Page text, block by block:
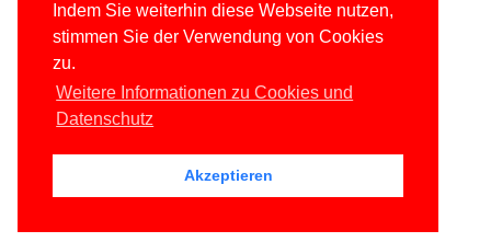
Indem Sie weiterhin diese Webseite nutzen,
stimmen Sie der Verwendung von Cookies
zu.
Weitere Informationen zu Cookies und
Datenschutz
Akzeptieren